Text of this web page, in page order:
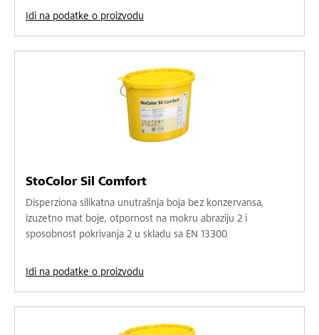
Idi na podatke o proizvodu
StoColor Sil Comfort
Disperziona silikatna unutrašnja boja bez konzervansa,
izuzetno mat boje, otpornost na mokru abraziju 2 i
sposobnost pokrivanja 2 u skladu sa EN 13300
Idi na podatke o proizvodu